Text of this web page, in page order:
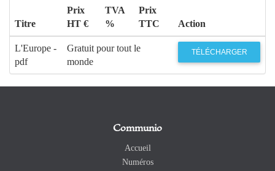
Titre
Prix
HT €
TVA
%
Prix
TTC
Action
L'Europe -
pdf
Gratuit pour tout le
monde
TÉLÉCHARGER
Communio
Accueil
Numéros